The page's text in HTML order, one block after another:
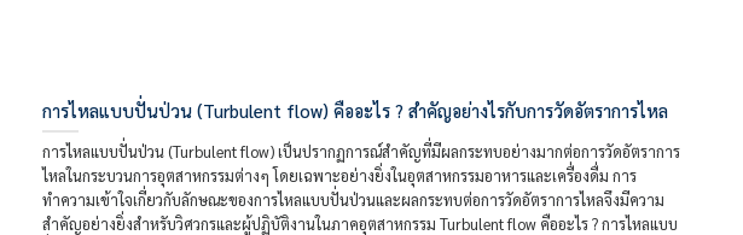
การไหลแบบปั่นป่วน (Turbulent flow) คืออะไร ? สำคัญอย่างไรกับการวัดอัตราการไหล
การไหลแบบปั่นป่วน (Turbulent flow) เป็นปรากฏการณ์สำคัญที่มีผลกระทบอย่างมากต่อการวัดอัตราการ
ไหลในกระบวนการอุตสาหกรรมต่างๆ โดยเฉพาะอย่างยิ่งในอุตสาหกรรมอาหารและเครื่องดื่ม การ
ทำความเข้าใจเกี่ยวกับลักษณะของการไหลแบบปั่นป่วนและผลกระทบต่อการวัดอัตราการไหลจึงมีความ
สำคัญอย่างยิ่งสำหรับวิศวกรและผู้ปฏิบัติงานในภาคอุตสาหกรรม Turbulent flow คืออะไร ? การไหลแบบ